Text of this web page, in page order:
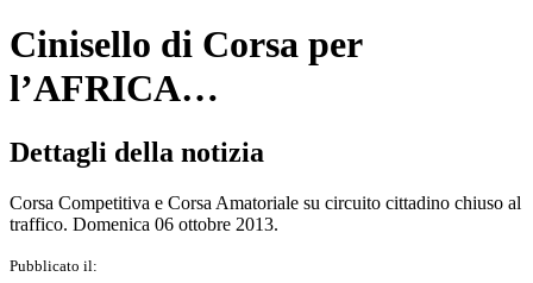
Cinisello di Corsa per
l’AFRICA…
Dettagli della notizia
Corsa Competitiva e Corsa Amatoriale su circuito cittadino chiuso al
traffico. Domenica 06 ottobre 2013.
Pubblicato il: